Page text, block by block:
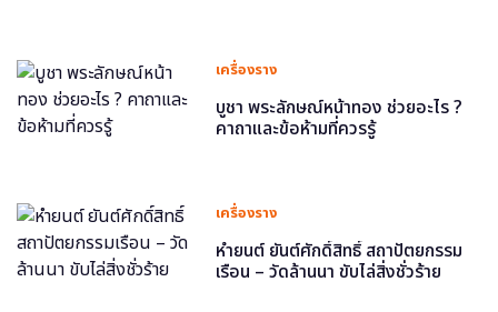
เครื่องราง
บูชา พระลักษณ์หน้าทอง ช่วยอะไร ?
คาถาและข้อห้ามที่ควรรู้
เครื่องราง
หำยนต์ ยันต์ศักดิ์สิทธิ์ สถาปัตยกรรม
เรือน – วัดล้านนา ขับไล่สิ่งชั่วร้าย